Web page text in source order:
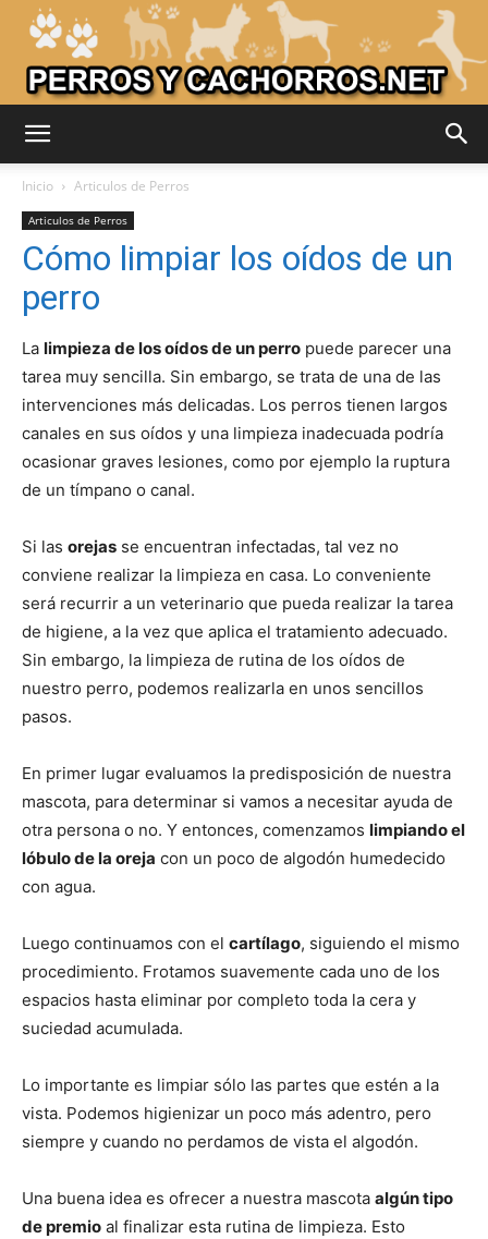
Perros
–
Razas
de
Perros
Fotos
de
Inicio Articulos de Perros
Articulos de Perros
Cómo limpiar los oídos de un
perro
La limpieza de los oídos de un perro puede parecer una
tarea muy sencilla. Sin embargo, se trata de una de las
intervenciones más delicadas. Los perros tienen largos
canales en sus oídos y una limpieza inadecuada podría
ocasionar graves lesiones, como por ejemplo la ruptura
de un tímpano o canal.
Si las orejas se encuentran infectadas, tal vez no
conviene realizar la limpieza en casa. Lo conveniente
será recurrir a un veterinario que pueda realizar la tarea
de higiene, a la vez que aplica el tratamiento adecuado.
Sin embargo, la limpieza de rutina de los oídos de
nuestro perro, podemos realizarla en unos sencillos
pasos.
En primer lugar evaluamos la predisposición de nuestra
mascota, para determinar si vamos a necesitar ayuda de
otra persona o no. Y entonces, comenzamos limpiando el
lóbulo de la oreja con un poco de algodón humedecido
con agua.
Luego continuamos con el cartílago, siguiendo el mismo
procedimiento. Frotamos suavemente cada uno de los
espacios hasta eliminar por completo toda la cera y
suciedad acumulada.
Lo importante es limpiar sólo las partes que estén a la
vista. Podemos higienizar un poco más adentro, pero
siempre y cuando no perdamos de vista el algodón.
Una buena idea es ofrecer a nuestra mascota algún tipo
de premio al finalizar esta rutina de limpieza. Esto